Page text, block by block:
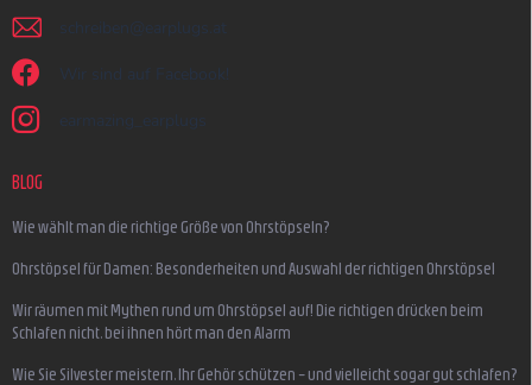
schreiben @ earplugs.at
Wir sind auf Facebook!
earmazing_earplugs
BLOG
Wie wählt man die richtige Größe von Ohrstöpseln?
Ohrstöpsel für Damen: Besonderheiten und Auswahl der richtigen Ohrstöpsel
Wir räumen mit Mythen rund um Ohrstöpsel auf! Die richtigen drücken beim
Schlafen nicht, bei ihnen hört man den Alarm
Wie Sie Silvester meistern, Ihr Gehör schützen – und vielleicht sogar gut schlafen?